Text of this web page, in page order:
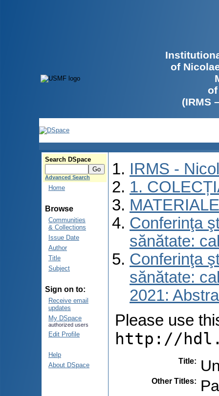
of
(IRMS
Search DSpace
Advanced Search
Home
Browse
Communities
& Collections
Issue Date
Author
Title
Subject
Sign on to:
Receive email
updates
My DSpace
authorized users
Edit Profile
Help
About DSpace
IRMS -
1.
Conferinţa
sănătate:
Conferinţa
sănătate:
2021:
Please use
http://
Title:
Other Titles: